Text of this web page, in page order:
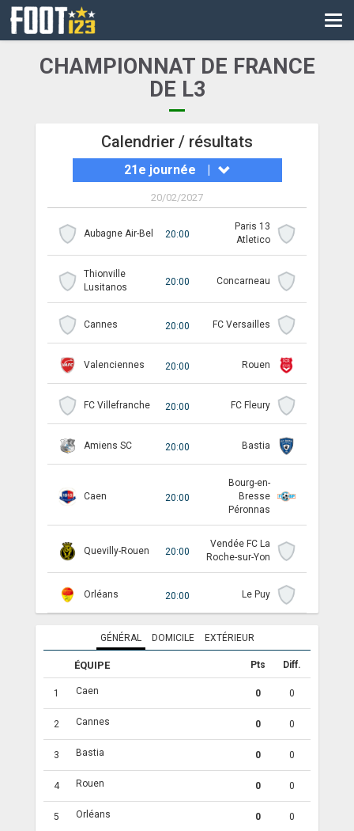
CM
LES DIRECTS
NATIONAL
COUPE DE FRANCE
ANGLETERRE
CHAMPIONNAT DE FRANCE
DE L3
Calendrier / résultats
21e journée |
20/02/2027
Aubagne Air-Bel 20:00
Paris 13
Atletico
Thionville
Lusitanos
20:00 Concarneau
Cannes 20:00 FC Versailles
Valenciennes 20:00 Rouen
FC Villefranche 20:00 FC Fleury
Amiens SC 20:00 Bastia
Caen 20:00
Bourg-en-
Bresse
Péronnas
Quevilly-Rouen 20:00
Vendée FC La
Roche-sur-Yon
Orléans 20:00 Le Puy
GÉNÉRAL DOMICILE EXTÉRIEUR
ÉQUIPE Pts Diff.
1 Caen 0 0
2 Cannes 0 0
3 Bastia 0 0
4 Rouen 0 0
5 Orléans 0 0